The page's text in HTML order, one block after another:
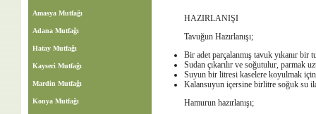
Amasya Mutfağı
Adana Mutfağı
Hatay Mutfağı
Kayseri Mutfağı
Mardin Mutfağı
Konya Mutfağı
HAZIRLANIŞI
Tavuğun Hazırlanışı;
Bir adet parçalanmış tavuk yıkanır bir
Sudan çıkarılır ve soğutulur, parmak
Suyun bir litresi kaselere koyulmak için
Kalansuyun içersine birlitre soğuk su
Hamurun hazırlanışı;